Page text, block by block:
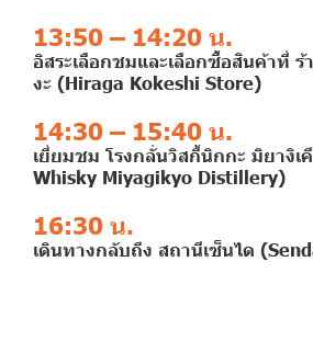
13:50 – 14:20 น.
อิสระเลือกชมและเลือกซื้อสินค้าที่ ร้
งะ (Hiraga Kokeshi Store)
14:30 – 15:40 น.
เยี่ยมชม โรงกลั่นวิสกี้นิกกะ มิยางิเ
Whisky Miyagikyo Distillery)
16:30 น.
เดินทางกลับถึง สถานีเซ็นได